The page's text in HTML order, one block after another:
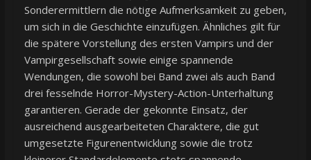
Sonderermittlern die nötige Aufmerksamkeit zu geben,
um sich in die Geschichte einzufügen. Ähnliches gilt für
die spätere Vorstellung des ersten Vampirs und der
Vampirgesellschaft sowie einige spannende
Wendungen, die sowohl bei Band zwei als auch Band
drei fesselnde Horror-Mystery-Action-Unterhaltung
garantieren. Gerade der gekonnte Einsatz, der
ausreichend ausgearbeiteten Charaktere, die gut
umgesetzte Figurenentwicklung sowie die trotz